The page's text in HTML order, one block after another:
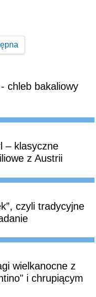
chleb bakaliowy
– klasyczne
z Austrii
czyli tradycyjne
wielkanocne z
i chrupiącym